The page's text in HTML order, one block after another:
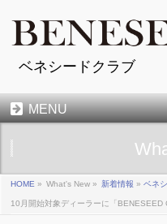
ベネシードクラブ
MENU
HOME » What's New » 新着情報 »ベネ
10月開始対象ディーラーに「BENESEED